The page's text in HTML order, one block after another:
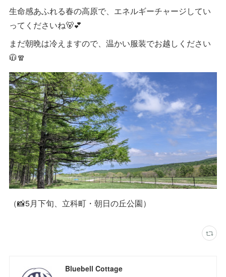
生命感あふれる春の高原で、エネルギーチャージしてい
ってくださいね🐻💕
まだ朝晩は冷えますので、温かい服装でお越しください
🧥🧣
（📸5月下旬、立科町・朝日の丘公園）
Bluebell Cottage